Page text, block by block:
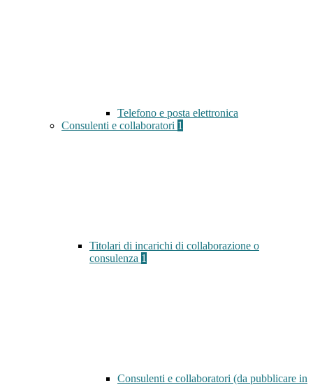
Telefono e posta elettronica
Consulenti e collaboratori 1
Titolari di incarichi di collaborazione o
consulenza 1
Consulenti e collaboratori (da pubblicare in